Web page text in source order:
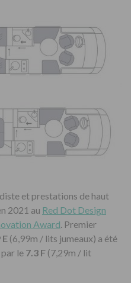
et prestations de haut
2021 au Red Dot Design
Award. Premier
E (6,99m / lits jumeaux) a été
le 7.3 F (7,29m / lit